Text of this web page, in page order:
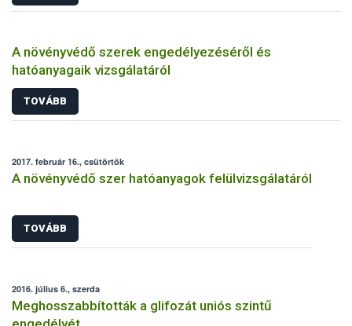
A növényvédő szerek engedélyezéséről és
hatóanyagaik vizsgálatáról
TOVÁBB
2017. február 16., csütörtök
A növényvédő szer hatóanyagok felülvizsgálatáról
TOVÁBB
2016. július 6., szerda
Meghosszabbították a glifozát uniós szintű